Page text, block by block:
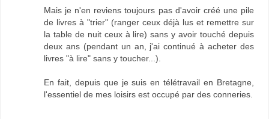
Mais je n'en reviens toujours pas d'avoir créé une pile
de livres à "trier" (ranger ceux déjà lus et remettre sur
la table de nuit ceux à lire) sans y avoir touché depuis
deux ans (pendant un an, j'ai continué à acheter des
livres "à lire" sans y toucher...).
En fait, depuis que je suis en télétravail en Bretagne,
l'essentiel de mes loisirs est occupé par des conneries.